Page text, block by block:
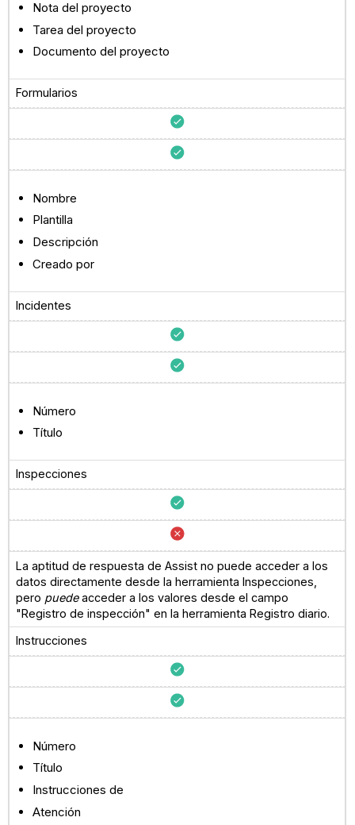
Nota del proyecto
Tarea del proyecto
Documento del proyecto
Formularios
Nombre
Plantilla
Descripción
Creado por
Incidentes
Número
Título
Inspecciones
La aptitud de respuesta de Assist no puede acceder a los
datos directamente desde la herramienta Inspecciones,
pero puedeacceder a los valores desde el campo
"Registro de inspección" en la herramienta Registro diario.
Instrucciones
Número
Título
Instrucciones de
Atención